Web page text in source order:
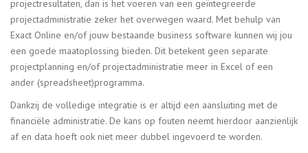
projectresultaten, dan is het voeren van een geïntegreerde
projectadministratie zeker het overwegen waard. Met behulp van
Exact Online en/of jouw bestaande business software kunnen wij jou
een goede maatoplossing bieden. Dit betekent geen separate
projectplanning en/of projectadministratie meer in Excel of een
ander (spreadsheet)programma.
Dankzij de volledige integratie is er altijd een aansluiting met de
financiële administratie. De kans op fouten neemt hierdoor aanzienlijk
af en data hoeft ook niet meer dubbel ingevoerd te worden.